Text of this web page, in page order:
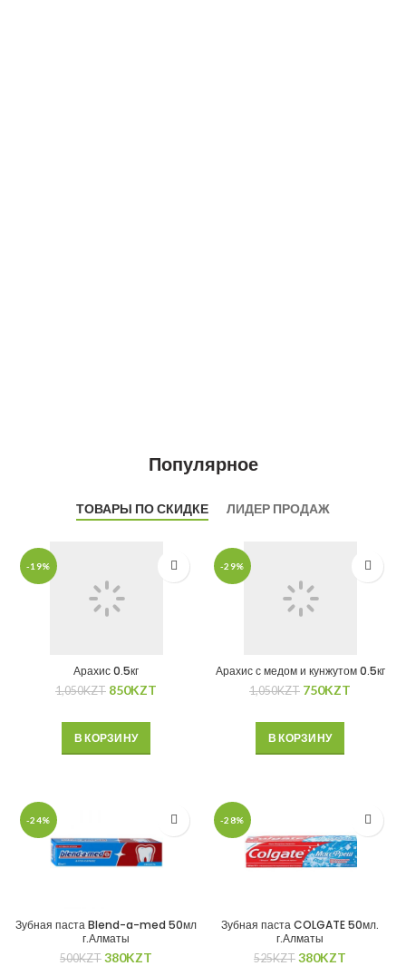
Популярное
ТОВАРЫ ПО СКИДКЕ ЛИДЕР ПРОДАЖ
-19%
Арахис 0.5кг
1,050KZT 850KZT
В КОРЗИНУ
-29%
Арахис с медом и кунжутом 0.5кг
1,050KZT 750KZT
В КОРЗИНУ
-24%
Зубная паста Blend-a-med 50мл
г.Алматы
500KZT 380KZT
-28%
Зубная паста COLGATE 50мл.
г.Алматы
525KZT 380KZT